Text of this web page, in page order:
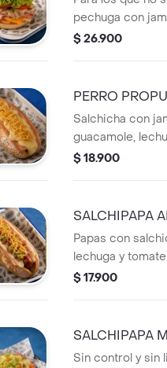
pechuga con
lechuga y
$ 26.900
PERRO
Salchicha con
guacamole,
chips.
$ 18.900
SALCHIPAPA
Papas con
lechuga y tomate.
$ 17.900
SALCHIPAPA
Sin control y sin